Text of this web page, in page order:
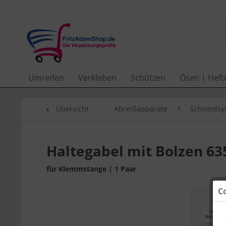
Umreifen Verkleben Schützen Ösen |
Übersicht Abreißapparate
Haltegabel mit Bolzen
für Klemmstange | 1 Paar